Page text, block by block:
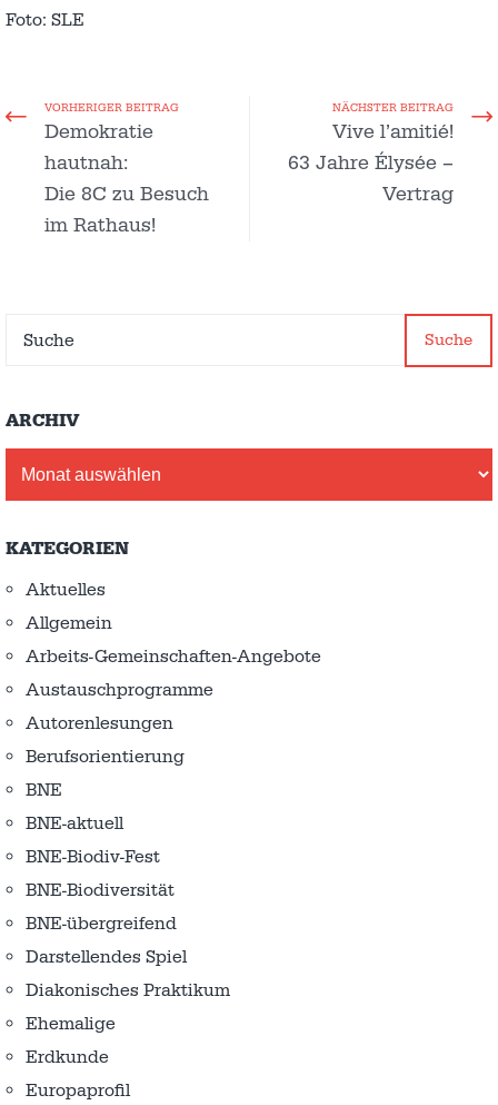
Foto: SLE
VORHERIGER BEITRAG
Demokratie
hautnah:
Die 8C zu Besuch
im Rathaus!
NÄCHSTER BEITRAG
Vive l’amitié!
63 Jahre Élysée –
Vertrag
Suche
ARCHIV
KATEGORIEN
Aktuelles
Allgemein
Arbeits-Gemeinschaften-Angebote
Austausch­programme
Autorenlesungen
Berufsorientierung
BNE
BNE-aktuell
BNE-Biodiv-Fest
BNE-Biodiversität
BNE-übergreifend
Darstellendes Spiel
Diakonisches Praktikum
Ehemalige
Erdkunde
Europaprofil